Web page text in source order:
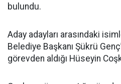
bulundu.
Aday adayları arasındaki
Belediye Başkanı Şükrü
görevden aldığı Hüseyin